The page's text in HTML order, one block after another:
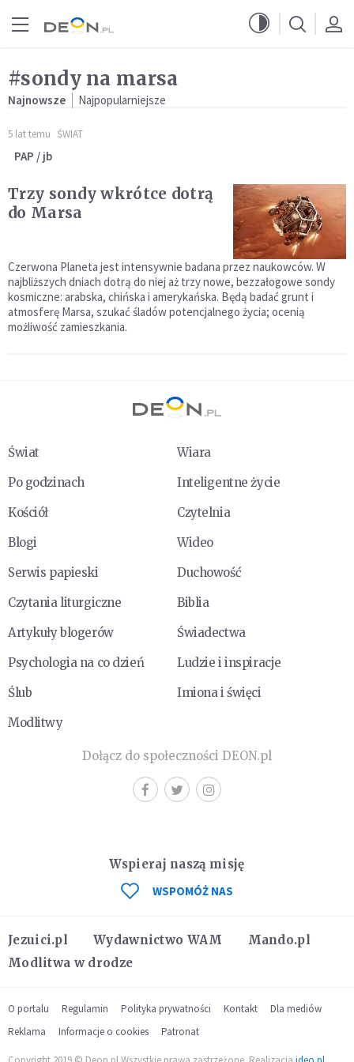
#sondy na marsa
Najnowsze Najpopularniejsze
5 lat temu ŚWIAT
PAP / jb
Trzy sondy wkrótce dotrą
do Marsa
Czerwona Planeta jest intensywnie badana przez naukowców. W
najbliższych dniach dotrą do niej aż trzy nowe, bezzałogowe sondy
kosmiczne: arabska, chińska i amerykańska. Będą badać grunt i
atmosferę Marsa, szukać śladów potencjalnego życia; ocenią
możliwość zamieszkania.
Świat
Wiara
Po godzinach
Inteligentne życie
Kościół
Czytelnia
Blogi
Wideo
Serwis papieski
Duchowość
Czytania liturgiczne
Biblia
Artykuły blogerów
Świadectwa
Psychologia na co dzień
Ludzie i inspiracje
Ślub
Imiona i święci
Modlitwy
Dołącz do społeczności DEON.pl
Jezuici.pl Wydawnictwo WAM
Mando.pl
Modlitwa w drodze
Wspieraj naszą misję
WSPOMÓŻ NAS
O portalu Regulamin Polityka prywatności Kontakt
Dla mediów
Reklama
Informacje o cookies Patronat